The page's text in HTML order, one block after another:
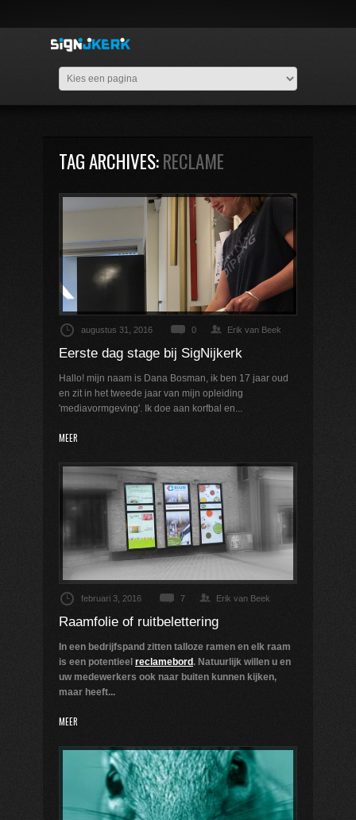
TAG ARCHIVES:RECLAME
augustus 31, 2016 0 Erik van Beek
Eerste dag stage bij SigNijkerk
Hallo! mijn naam is Dana Bosman, ik ben 17 jaar oud
en zit in het tweede jaar van mijn opleiding
'mediavormgeving'. Ik doe aan korfbal en...
MEER
februari 3, 2016 7 Erik van Beek
Raamfolie of ruitbelettering
In een bedrijfspand zitten talloze ramen en elk raam
is een potentieel reclamebord. Natuurlijk willen u en
uw medewerkers ook naar buiten kunnen kijken,
maar heeft...
MEER